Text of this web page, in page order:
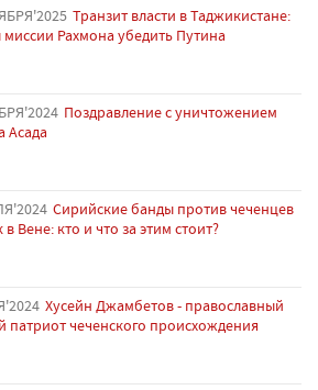
Транзит власти в Таджикистане:
миссии Рахмона убедить Путина
Поздравление с уничтожением
Асада
Сирийские банды против чеченцев
в Вене: кто и что за этим стоит?
Хусейн Джамбетов - православный
патриот чеченского происхождения